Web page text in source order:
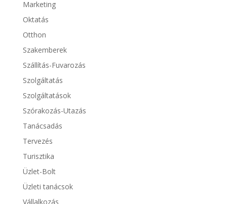
Marketing
Oktatás
Otthon
Szakemberek
Szállítás-Fuvarozás
Szolgáltatás
Szolgáltatások
Szórakozás-Utazás
Tanácsadás
Tervezés
Turisztika
Üzlet-Bolt
Üzleti tanácsok
Vállalkozás